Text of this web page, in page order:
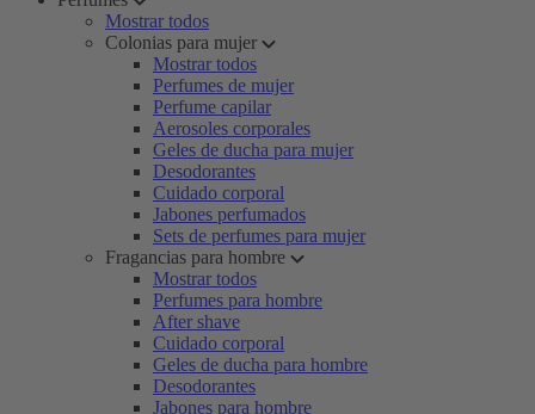
Mostrar todos
Colonias para mujer
Mostrar todos
Perfumes de mujer
Perfume capilar
Aerosoles corporales
Geles de ducha para mujer
Desodorantes
Cuidado corporal
Jabones perfumados
Sets de perfumes para mujer
Fragancias para hombre
Mostrar todos
Perfumes para hombre
After shave
Cuidado corporal
Geles de ducha para hombre
Desodorantes
Jabones para hombre